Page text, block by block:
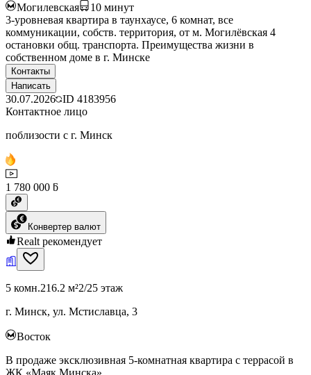
Могилевская 10 минут
3-уровневая квартира в таунхаусе, 6 комнат, все
коммуникации, собств. территория, от м. Могилёвская 4
остановки общ. транспорта. Преимущества жизни в
собственном доме в г. Минске
Контакты
Написать
30.07.2026 ID 4183956
Контактное лицо
поблизости с г. Минск
1 780 000 ƃ
Конвертер валют
Realt рекомендует
5 комн.216.2 м²2/25 этаж
г. Минск, ул. Мстиславца, 3
Восток
В продаже эксклюзивная 5-комнатная квартира с террасой в
ЖК «Маяк Минска»